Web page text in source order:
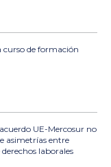
curso de formación
UE-Mercosur no
asimetrías entre
laborales